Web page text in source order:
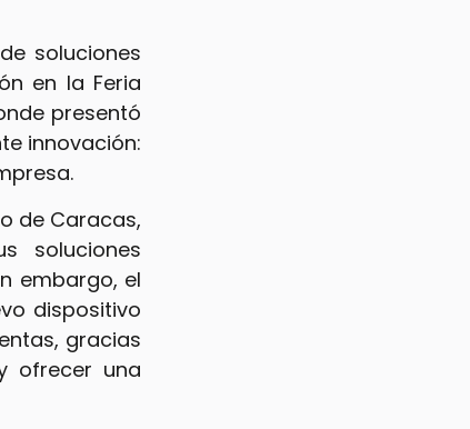
soluciones
en la Feria
presentó
innovación:
de Caracas,
soluciones
embargo, el
dispositivo
gracias
ofrecer una